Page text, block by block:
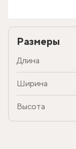
Размеры
Длина
Ширина
Высота